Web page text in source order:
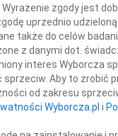
zgody jest
uprzednio
także do celów
z danymi dot.
interes Wyborcza sp.
Aby to zrobić
od zakresu
Wyborcza.pl i